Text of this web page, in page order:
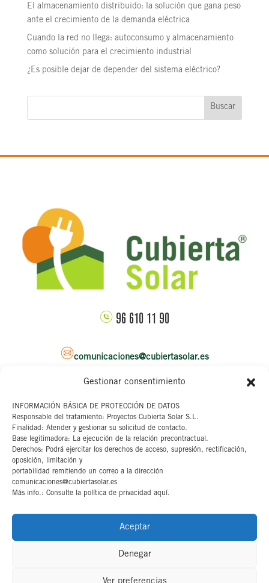
Gestionar consentimiento
INFORMACIÓN BÁSICA DE PROTECCIÓN DE DATOS
Responsable del tratamiento: Proyectos Cubierta Solar S.L.
Finalidad: Atender y gestionar su solicitud de contacto.
Base legitimadora: La ejecución de la relación precontractual.
Derechos: Podrá ejercitar los derechos de acceso, supresión, rectificación,
oposición, limitación y
portabilidad remitiendo un correo a la dirección
comunicaciones@cubiertasolar.es
Más info.: Consulte la política de privacidad aquí.
Aceptar
Denegar
Ver preferencias
El almacenamiento distribuido: la solución que gana peso
ante el crecimiento de la demanda eléctrica
Cuando la red no llega: autoconsumo y almacenamiento
como solución para el crecimiento industrial
¿Es posible dejar de depender del sistema eléctrico?
Buscar
96 610 11 90
comunicaciones@cubiertasolar.es
Sede corporativa
C/ Pascual y Genis, 20
4ª planta
46002 Valencia
Aviso legal
Canal interno